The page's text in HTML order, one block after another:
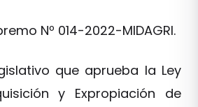
Nº 014-2022-MIDAGRI.
que aprueba la Ley
y Expropiación de